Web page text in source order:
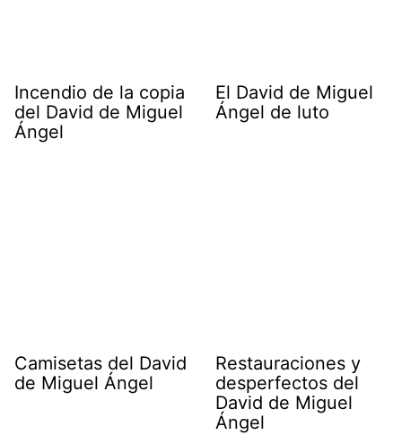
Incendio de la copia
del David de Miguel
Ángel
El David de Miguel
Ángel de luto
Camisetas del David
de Miguel Ángel
Restauraciones y
desperfectos del
David de Miguel
Ángel